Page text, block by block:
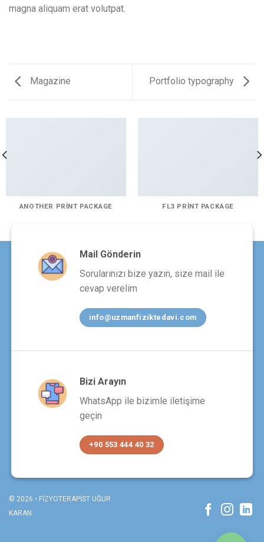
magna aliquam erat volutpat.
Magazine Portfolio typography
ANOTHER PRINT PACKAGE FL3 PRINT PACKAGE
Mail Gönderin
Sorularınızı bize yazın, size mail ile
cevap verelim
info@uzmanfiziktedavi.com
Bizi Arayın
WhatsApp ile bizimle iletişime
geçin
+90 553 444 40 32
© 2026 • FİZYOTERAPİST UĞUR
KARAN